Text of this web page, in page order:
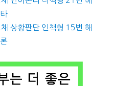
상황판단 인책형 15번 해